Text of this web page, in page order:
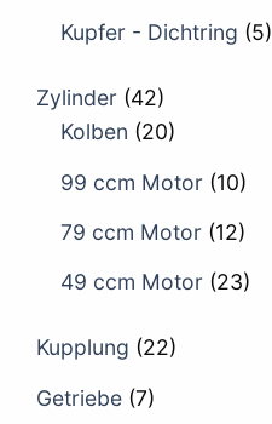
Kupfer - Dichtring (5)
Zylinder (42)
Kolben (20)
99 ccm Motor (10)
79 ccm Motor (12)
49 ccm Motor (23)
Kupplung (22)
Getriebe (7)